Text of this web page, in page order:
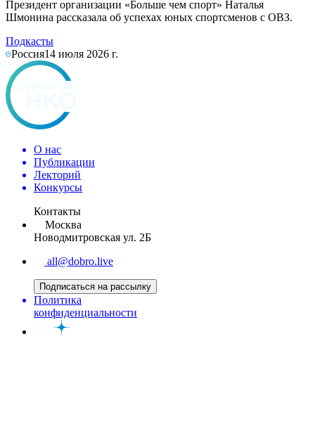
Президент организации «Больше чем спорт» Наталья
Шмонина рассказала об успехах юных спортсменов с ОВЗ.
Подкасты
Россия14 июля 2026 г.
О нас
Публикации
Лекторий
Конкурсы
Контакты
Москва
Новодмитровская ул. 2Б
all@dobro.live
Подписаться на рассылку
Политика
конфиденциальности